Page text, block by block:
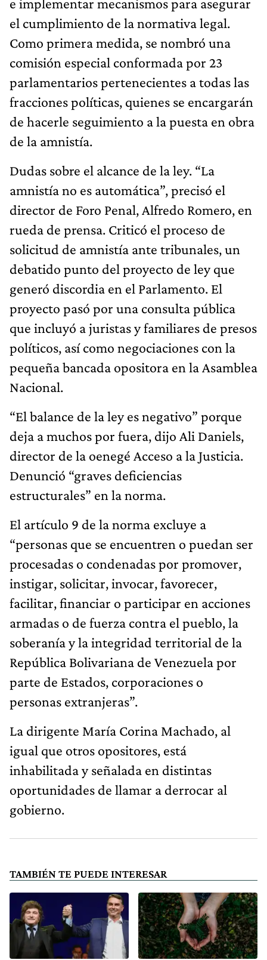
el cumplimiento de la normativa legal.
Como primera medida, se nombró una
comisión especial conformada por 23
parlamentarios pertenecientes a todas las
fracciones políticas, quienes se encargarán
de hacerle seguimiento a la puesta en obra
de la amnistía.
Dudas sobre el alcance de la ley. “La
amnistía no es automática”, precisó el
director de Foro Penal, Alfredo Romero, en
rueda de prensa. Criticó el proceso de
solicitud de amnistía ante tribunales, un
debatido punto del proyecto de ley que
generó discordia en el Parlamento. El
proyecto pasó por una consulta pública
que incluyó a juristas y familiares de presos
políticos, así como negociaciones con la
pequeña bancada opositora en la Asamblea
Nacional.
“El balance de la ley es negativo” porque
deja a muchos por fuera, dijo Ali Daniels,
director de la oenegé Acceso a la Justicia.
Denunció “graves deficiencias
estructurales” en la norma.
El artículo 9 de la norma excluye a
“personas que se encuentren o puedan ser
procesadas o condenadas por promover,
instigar, solicitar, invocar, favorecer,
facilitar, financiar o participar en acciones
armadas o de fuerza contra el pueblo, la
soberanía y la integridad territorial de la
República Bolivariana de Venezuela por
parte de Estados, corporaciones o
personas extranjeras”.
La dirigente María Corina Machado, al
igual que otros opositores, está
inhabilitada y señalada en distintas
oportunidades de llamar a derrocar al
gobierno.
TAMBIÉN TE PUEDE INTERESAR